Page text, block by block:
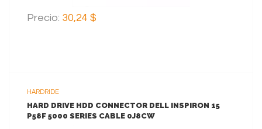
Precio: 30,24 $
HARDRIDE
HARD DRIVE HDD CONNECTOR DELL INSPIRON 15
P58F 5000 SERIES CABLE 0J8CW